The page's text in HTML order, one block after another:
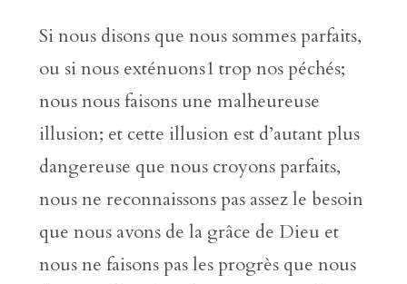
Si nous disons que nous sommes parfaits,
ou si nous exténuons1 trop nos péchés;
nous nous faisons une malheureuse
illusion; et cette illusion est d’autant plus
dangereuse que nous croyons parfaits,
nous ne reconnaissons pas assez le besoin
que nous avons de la grâce de Dieu et
nous ne faisons pas les progrès que nous